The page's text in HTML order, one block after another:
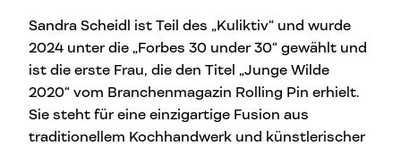
Sandra Scheidl ist Teil des „Kuliktiv“ und wurde
2024 unter die „Forbes 30 under 30“ gewählt und
ist die erste Frau, die den Titel „Junge Wilde
2020“ vom Branchenmagazin Rolling Pin erhielt.
Sie steht für eine einzigartige Fusion aus
traditionellem Kochhandwerk und künstlerischer